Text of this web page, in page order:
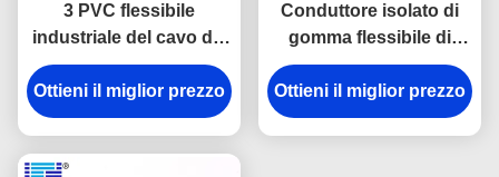
3 PVC flessibile
industriale del cavo del
centro 2.5mm2 isolato
per la famiglia
Ottieni il miglior prezzo
Conduttore isolato di
gomma flessibile di
YZW, conduttore di
rame nudo Cable di
400mm - di 1.5mm
Ottieni il miglior prezzo